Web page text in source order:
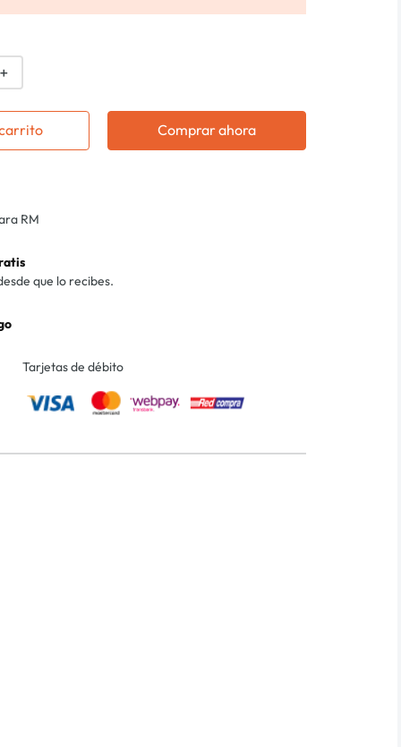
＋
Comprar ahora
RM
que lo recibes.
Tarjetas de débito